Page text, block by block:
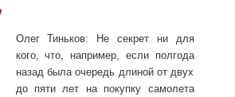
Олег Тиньков: Не секрет ни для
кого, что, например, если полгода
назад была очередь длиной от двух
до пяти лет на покупку самолета